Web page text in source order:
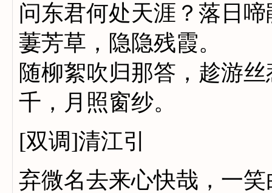
问东君何处天涯？落日
萋芳草，隐隐残霞。
随柳絮吹归那答，趁游
千，月照窗纱。
[双调]清江引
弃微名去来心快哉，一